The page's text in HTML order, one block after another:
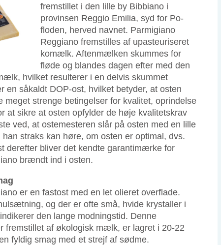
fremstillet i den lille by Bibbiano i
provinsen Reggio Emilia, syd for Po-
floden, herved navnet. Parmigiano
Reggiano fremstilles af upasteuriseret
komælk. Aftenmælken skummes for
fløde og blandes dagen efter med den
hvilket resulterer i en delvis skummet
en såkaldt DOP-ost, hvilket betyder, at osten
meget strenge betingelser for kvalitet, oprindelse
at sikre at osten opfylder de høje kvalitetskrav
ved, at ostemesteren slår på osten med en lille
han straks kan høre, om osten er optimal, dvs.
derefter bliver det kendte garantimærke for
brændt ind i osten.
er en fastost med en let olieret overflade.
og der er ofte små, hvide krystaller i
den lange modningstid. Denne
fremstillet af økologisk mælk, er lagret i 20-22
fyldig smag med et strejf af sødme.